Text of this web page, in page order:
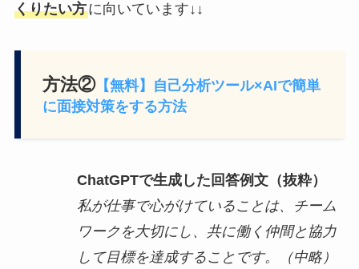
くりたい方に向いています↓↓
方法②【無料】自己分析ツール×AIで簡単
に面接対策をする方法
ChatGPTで生成した回答例文（抜粋）
私が仕事で心がけていることは、チーム
ワークを大切にし、共に働く仲間と協力
して目標を達成することです。（中略）